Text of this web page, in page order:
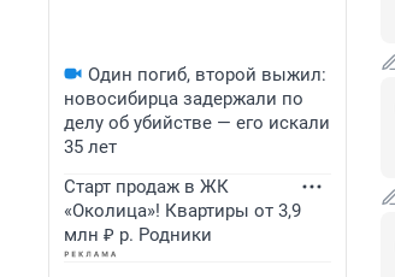
Один погиб, второй выжил:
новосибирца задержали по
делу об убийстве — его искали
35 лет
Старт продаж в ЖК
«Околица»! Квартиры от 3,9
млн ₽ р. Родники